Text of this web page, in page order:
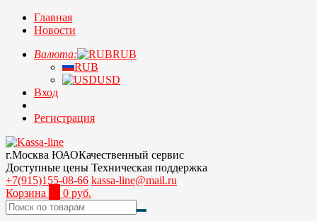
Главная
Новости
Валюта:
RUB
RUB
USD
Вход
Регистрация
г.Москва ЮАОКачественный сервис
Доступные цены Техническая поддержка
+7(915)155-08-66 kassa-line@mail.ru
Корзина
0 руб.